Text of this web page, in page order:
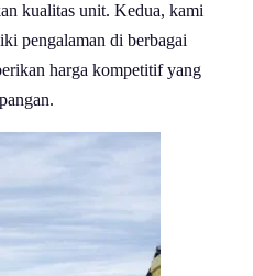
kualitas unit. Kedua, kami
pengalaman di berbagai
harga kompetitif yang